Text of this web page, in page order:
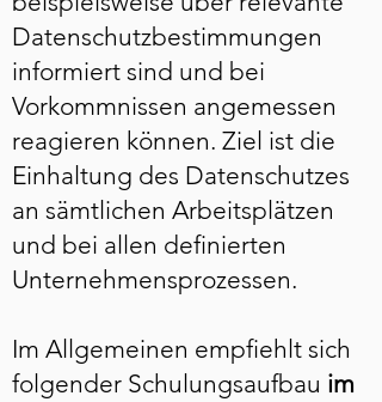
Datenschutzbestimmungen
informiert sind und bei
Vorkommnissen angemessen
reagieren können. Ziel ist die
Einhaltung des Datenschutzes
an sämtlichen Arbeitsplätzen
und bei allen definierten
Unternehmensprozessen.
Im Allgemeinen empfiehlt sich
folgender Schulungsaufbau im